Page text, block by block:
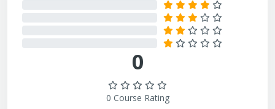
0
0 Course Rating